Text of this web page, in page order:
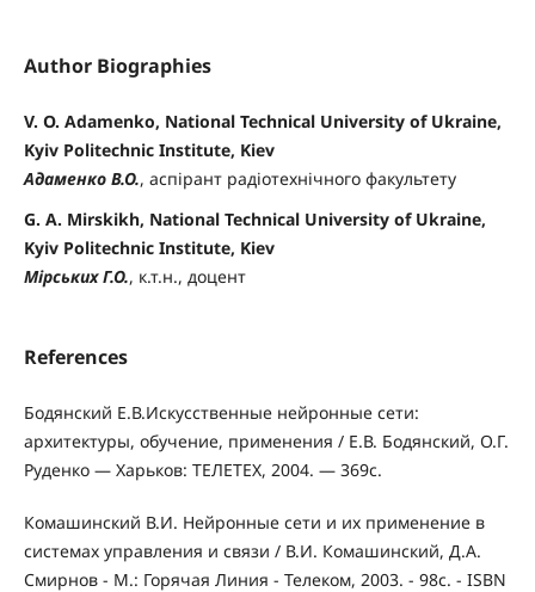
Author Biographies
V. O. Adamenko, National Technical University of Ukraine,
Kyiv Politechnic Institute, Kiev
Адаменко В.О., аспірант радіотехнічного факультету
G. A. Mirskikh, National Technical University of Ukraine,
Kyiv Politechnic Institute, Kiev
Мірських Г.О., к.т.н., доцент
References
Бодянский Е.В.Искусственные нейронные сети:
архитектуры, обучение, применения / Е.В. Бодянский, О.Г.
Руденко — Харьков: ТЕЛЕТЕХ, 2004. — 369с.
Комашинский В.И. Нейронные сети и их применение в
системах управления и связи / В.И. Комашинский, Д.А.
Смирнов - М.: Горячая Линия - Телеком, 2003. - 98с. - ISBN